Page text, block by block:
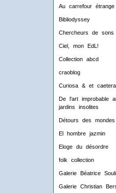
Au carrefour étrange
Bibliodyssey
Chercheurs de sons
Ciel, mon EdL!
Collection abcd
craoblog
Curiosa & et caetera
De l'art improbable
jardins insolites
Détours des mondes
El hombre jazmin
Eloge du désordre
folk collection
Galerie Béatrice
Galerie Christian